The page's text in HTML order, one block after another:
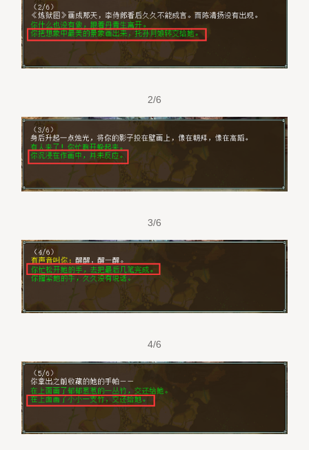
2/6
3/6
4/6